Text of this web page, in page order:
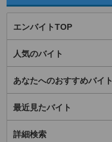
エンバイトTOP
人気のバイト
あなたへのおすすめバイト
最近見たバイト
詳細検索